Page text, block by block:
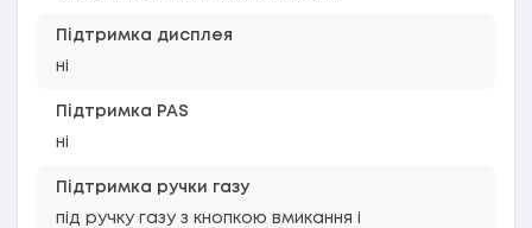
Підтримка дисплея
ні
Підтримка PAS
ні
Підтримка ручки газу
під ручку газу з кнопкою вмикання і